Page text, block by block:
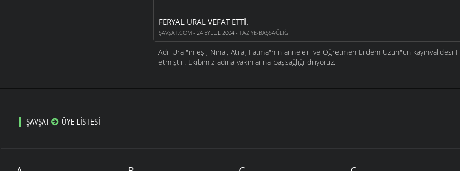
FERYAL URAL VEFAT ETTI.
ŞAVŞAT.COM - 24 EYLÜL 2004 -TAZIYE-BAŞSAĞLIĞI
Adil Ural"ın eşi, Nihal, Atila, Fatma"nın anneleri ve Öğretmen Erdem Uzun"un kayınvalidesi
etmiştir. Ekibimiz adına yakınlarına başsağlığı diliyoruz.
ŞAVŞAT ÜYE LISTESI